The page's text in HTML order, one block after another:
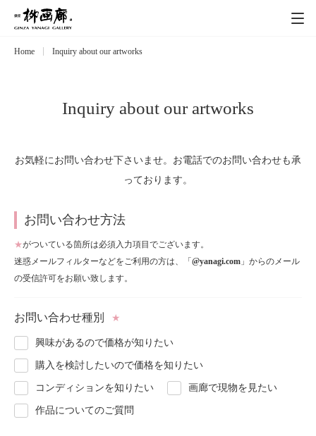
Exhibitions
Schedule
About
Blog
Contact
Home Inquiry about our artworks
Inquiry about our artworks
お気軽にお問い合わせ下さいませ。お電話でのお問い合わせも承
っております。
お問い合わせ方法
★がついている箇所は必須入力項目でございます。
迷惑メールフィルターなどをご利用の方は、「 @yanagi.com 」からのメール
の受信許可をお願い致します。
お問い合わせ種別 ★
興味があるので価格が知りたい
購入を検討したいので価格を知りたい
コンディションを知りたい 画廊で現物を見たい
作品についてのご質問